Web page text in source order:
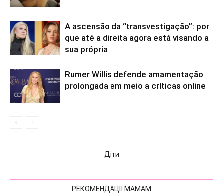
A ascensão da “transvestigação”: por
que até a direita agora está visando a
sua própria
Rumer Willis defende amamentação
prolongada em meio a críticas online
Діти
РЕКОМЕНДАЦІЇ МАМАМ